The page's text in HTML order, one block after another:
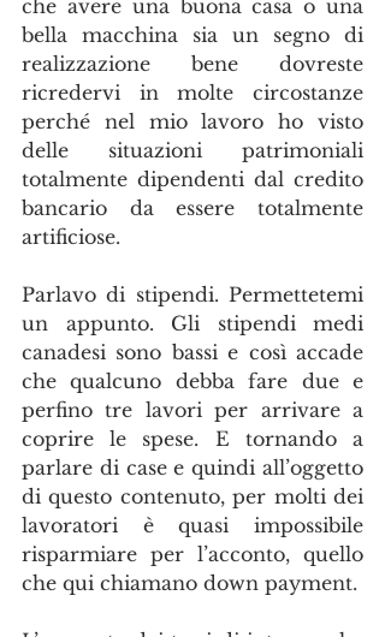
che avere una buona casa o una
bella macchina sia un segno di
realizzazione bene dovreste
ricredervi in molte circostanze
perché nel mio lavoro ho visto
delle situazioni patrimoniali
totalmente dipendenti dal credito
bancario da essere totalmente
artificiose.
Parlavo di stipendi. Permettetemi
un appunto. Gli stipendi medi
canadesi sono bassi e così accade
che qualcuno debba fare due e
perfino tre lavori per arrivare a
coprire le spese. E tornando a
parlare di case e quindi all’oggetto
di questo contenuto, per molti dei
lavoratori è quasi impossibile
risparmiare per l’acconto, quello
che qui chiamano down payment.